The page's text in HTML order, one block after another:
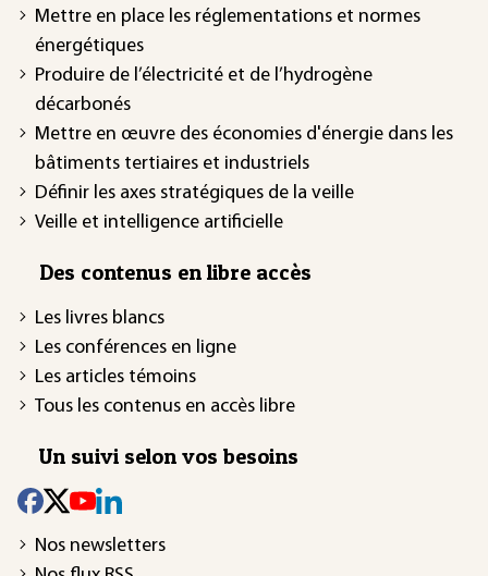
Mettre en place les réglementations et normes
énergétiques
Produire de l’électricité et de l’hydrogène
décarbonés
Mettre en œuvre des économies d'énergie dans les
bâtiments tertiaires et industriels
Définir les axes stratégiques de la veille
Veille et intelligence artificielle
Des contenus en libre accès
Les livres blancs
Les conférences en ligne
Les articles témoins
Tous les contenus en accès libre
Un suivi selon vos besoins
Nos newsletters